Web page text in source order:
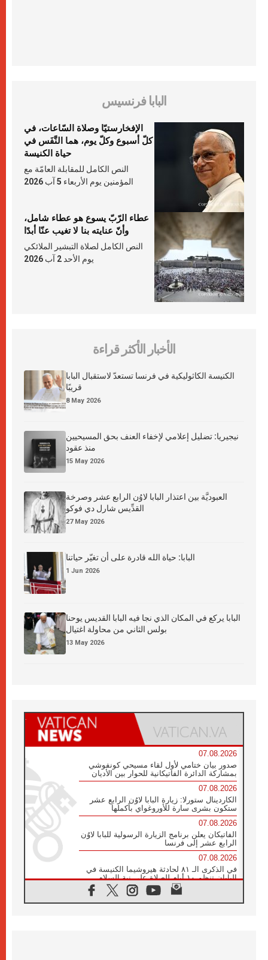
البابا فرنسيس
الإفخارستيّا وصلاة السّاعات، في
كلّ أسبوع وكلّ يوم، هما النَّفَس في
حياة الكنيسة
النص الكامل للمقابلة العامّة مع
المؤمنين يوم الأربعاء 5 آب 2026
عطاء الرّبّ يسوع هو عطاء شامل،
وأنّ عنايته بنا لا تغيب عنّا أبدًا
النص الكامل لصلاة التبشير الملائكي
يوم الأحد 2 آب 2026
الأخبار الأكثر قراءة
الكنيسة الكاثوليكية في فرنسا تستعدّ لاستقبال البابا
قريبًا
8 May 2026
نيجيريا: تضليل إعلامي لإخفاء العنف بحق المسيحيين
منذ عقود
15 May 2026
العبوديَّة بين اعتذار البابا لاوُن الرابع عشر وصرخة
القدِّيس شارل دي فوكو
27 May 2026
البابا: حياة الله قادرة على أن تغيّر حياتنا
1 Jun 2026
البابا يركع في المكان الذي نجا فيه البابا القديس يوحنا
بولس الثاني من محاولة اغتيال
13 May 2026
07.08.2026
صدور بيان ختامي لأول لقاء مسيحي كونفوشي
بمشاركة الدائرة الفاتيكانية للحوار بين الأديان
07.08.2026
الكاردينال ستورلا: زيارة البابا لاوُن الرابع عشر
ستكون بشرى سارة للأوروغواي بأكملها
07.08.2026
الفاتيكان يعلن برنامج الزيارة الرسولية للبابا لاوُن
الرابع عشر إلى فرنسا
07.08.2026
في الذكرى الـ ٨١ لحادثة هيروشيما الكنيسة في
اليابان تنظم ١٠ أيام للصلاة على نية السلام
الكنيسة في الأوروغواي: زيارة البابا ستعزز